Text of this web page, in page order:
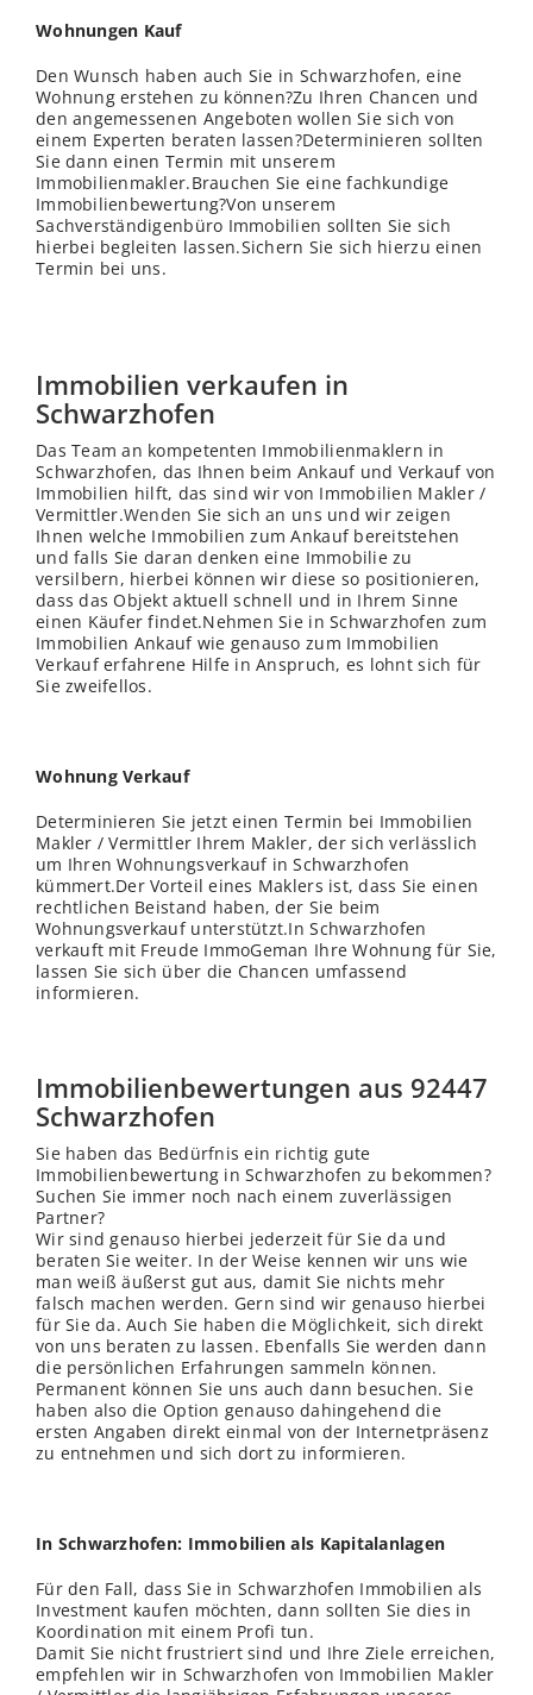
Wohnungen Kauf
Den Wunsch haben auch Sie in Schwarzhofen, eine
Wohnung erstehen zu können?Zu Ihren Chancen und
den angemessenen Angeboten wollen Sie sich von
einem Experten beraten lassen?Determinieren sollten
Sie dann einen Termin mit unserem
Immobilienmakler.Brauchen Sie eine fachkundige
Immobilienbewertung?Von unserem
Sachverständigenbüro Immobilien sollten Sie sich
hierbei begleiten lassen.Sichern Sie sich hierzu einen
Termin bei uns.
Immobilien verkaufen in
Schwarzhofen
Das Team an kompetenten Immobilienmaklern in
Schwarzhofen, das Ihnen beim Ankauf und Verkauf von
Immobilien hilft, das sind wir von Immobilien Makler /
Vermittler.Wenden Sie sich an uns und wir zeigen
Ihnen welche Immobilien zum Ankauf bereitstehen
und falls Sie daran denken eine Immobilie zu
versilbern, hierbei können wir diese so positionieren,
dass das Objekt aktuell schnell und in Ihrem Sinne
einen Käufer findet.Nehmen Sie in Schwarzhofen zum
Immobilien Ankauf wie genauso zum Immobilien
Verkauf erfahrene Hilfe in Anspruch, es lohnt sich für
Sie zweifellos.
Wohnung Verkauf
Determinieren Sie jetzt einen Termin bei Immobilien
Makler / Vermittler Ihrem Makler, der sich verlässlich
um Ihren Wohnungsverkauf in Schwarzhofen
kümmert.Der Vorteil eines Maklers ist, dass Sie einen
rechtlichen Beistand haben, der Sie beim
Wohnungsverkauf unterstützt.In Schwarzhofen
verkauft mit Freude ImmoGeman Ihre Wohnung für Sie,
lassen Sie sich über die Chancen umfassend
informieren.
Immobilienbewertungen aus 92447
Schwarzhofen
Sie haben das Bedürfnis ein richtig gute
Immobilienbewertung in Schwarzhofen zu bekommen?
Suchen Sie immer noch nach einem zuverlässigen
Partner?
Wir sind genauso hierbei jederzeit für Sie da und
beraten Sie weiter. In der Weise kennen wir uns wie
man weiß äußerst gut aus, damit Sie nichts mehr
falsch machen werden. Gern sind wir genauso hierbei
für Sie da. Auch Sie haben die Möglichkeit, sich direkt
von uns beraten zu lassen. Ebenfalls Sie werden dann
die persönlichen Erfahrungen sammeln können.
Permanent können Sie uns auch dann besuchen. Sie
haben also die Option genauso dahingehend die
ersten Angaben direkt einmal von der Internetpräsenz
zu entnehmen und sich dort zu informieren.
In Schwarzhofen: Immobilien als Kapitalanlagen
Für den Fall, dass Sie in Schwarzhofen Immobilien als
Investment kaufen möchten, dann sollten Sie dies in
Koordination mit einem Profi tun.
Damit Sie nicht frustriert sind und Ihre Ziele erreichen,
empfehlen wir in Schwarzhofen von Immobilien Makler